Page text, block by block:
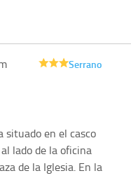
Serrano
situado en el casco
lado de la oficina
de la Iglesia. En la